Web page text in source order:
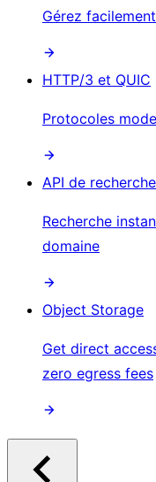
Gérez
HTTP/3 et QUIC
Protocoles
API de
Recherche
domaine
Object Storage
Get direct
zero egress fees